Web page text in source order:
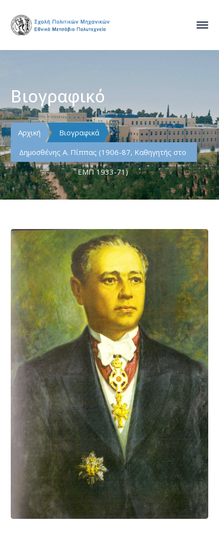
Βιογραφικό
Αρχική
Βιογραφικά
Δημοσθένης Α. Πίππας (1906-87, Καθηγητής στο
ΕΜΠ 1933-71)